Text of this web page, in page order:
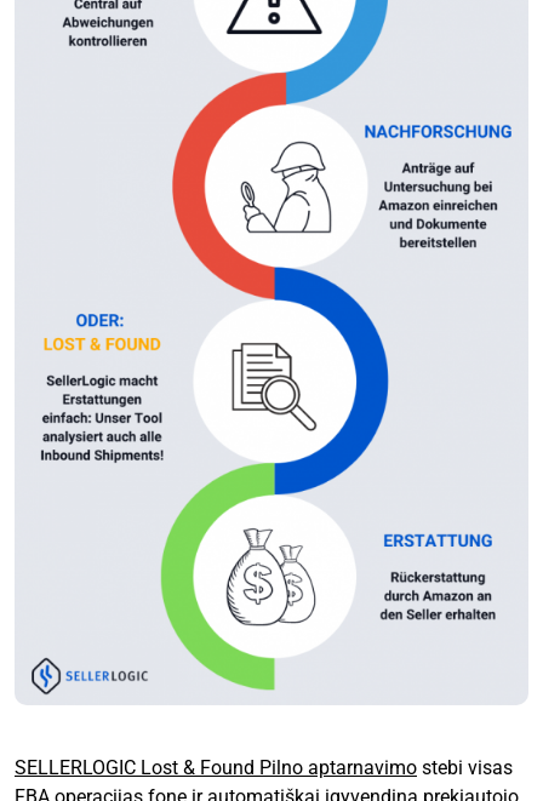
SELLERLOGIC Lost & Found Pilno aptarnavimo stebi visas